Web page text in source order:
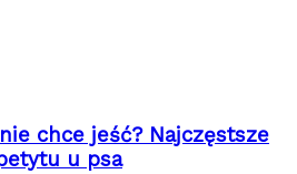
chce jeść? Najczęstsze
u psa